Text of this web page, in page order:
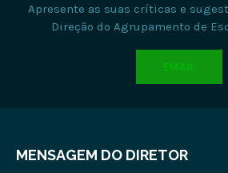
Apresente as suas críticas e
Direção do Agrupamento de
EMAIL
MENSAGEM DO DIRETOR